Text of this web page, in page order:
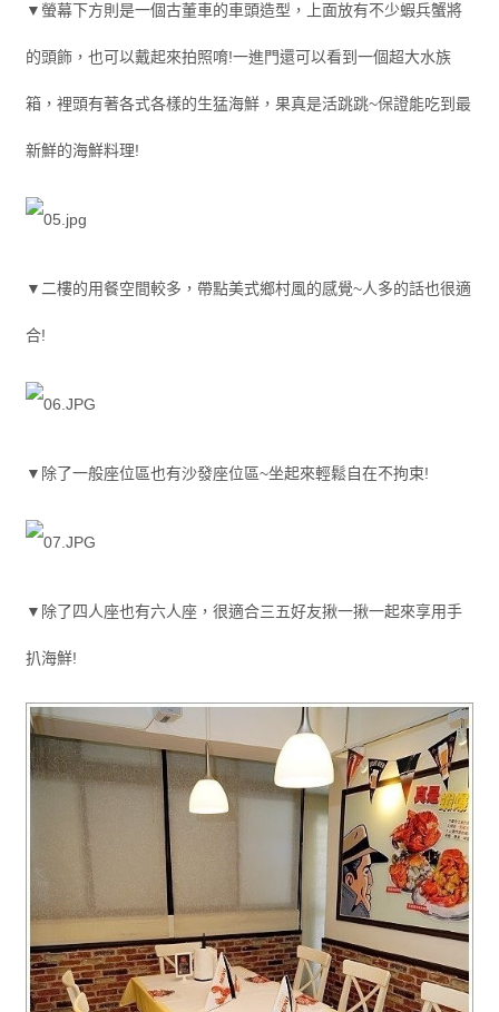
▼螢幕下方則是一個古董車的車頭造型，上面放有不少蝦兵蟹將
的頭飾，也可以戴起來拍照唷!一進門還可以看到一個超大水族
箱，裡頭有著各式各樣的生猛海鮮，果真是活跳跳~保證能吃到最
新鮮的海鮮料理!
▼二樓的用餐空間較多，帶點美式鄉村風的感覺~人多的話也很適
合!
▼除了一般座位區也有沙發座位區~坐起來輕鬆自在不拘束!
▼除了四人座也有六人座，很適合三五好友揪一揪一起來享用手
扒海鮮!